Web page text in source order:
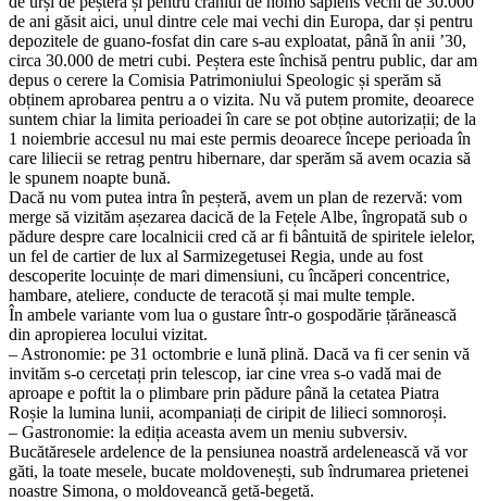
de ani găsit aici, unul dintre cele mai vechi din Europa, dar și pentru
depozitele de guano-fosfat din care s-au exploatat, până în anii ’30,
circa 30.000 de metri cubi. Peștera este închisă pentru public, dar am
depus o cerere la Comisia Patrimoniului Speologic și sperăm să
obținem aprobarea pentru a o vizita. Nu vă putem promite, deoarece
suntem chiar la limita perioadei în care se pot obține autorizații; de la
1 noiembrie accesul nu mai este permis deoarece începe perioada în
care liliecii se retrag pentru hibernare, dar sperăm să avem ocazia să
le spunem noapte bună.
Dacă nu vom putea intra în peșteră, avem un plan de rezervă: vom
merge să vizităm așezarea dacică de la Fețele Albe, îngropată sub o
pădure despre care localnicii cred că ar fi bântuită de spiritele ielelor,
un fel de cartier de lux al Sarmizegetusei Regia, unde au fost
descoperite locuințe de mari dimensiuni, cu încăperi concentrice,
hambare, ateliere, conducte de teracotă și mai multe temple.
În ambele variante vom lua o gustare într-o gospodărie țărănească
din apropierea locului vizitat.
– Astronomie: pe 31 octombrie e lună plină. Dacă va fi cer senin vă
invităm s-o cercetați prin telescop, iar cine vrea s-o vadă mai de
aproape e poftit la o plimbare prin pădure până la cetatea Piatra
Roșie la lumina lunii, acompaniați de ciripit de lilieci somnoroși.
– Gastronomie: la ediția aceasta avem un meniu subversiv.
Bucătăresele ardelence de la pensiunea noastră ardelenească vă vor
găti, la toate mesele, bucate moldovenești, sub îndrumarea prietenei
noastre Simona, o moldoveancă getă-begetă.